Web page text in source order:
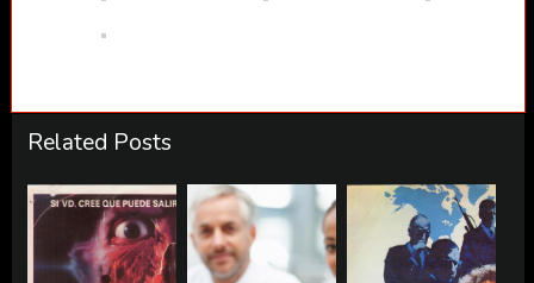
Related Posts